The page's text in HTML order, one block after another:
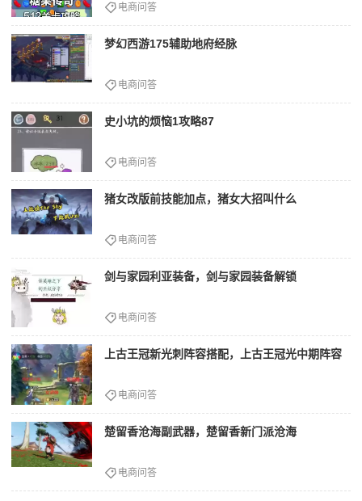
电商问答
梦幻西游175辅助地府经脉
电商问答
史小坑的烦恼1攻略87
电商问答
猪女改版前技能加点，猪女大招叫什么
电商问答
剑与家园利亚装备，剑与家园装备解锁
电商问答
上古王冠新光刺阵容搭配，上古王冠光中期阵容
电商问答
楚留香沧海副武器，楚留香新门派沧海
电商问答